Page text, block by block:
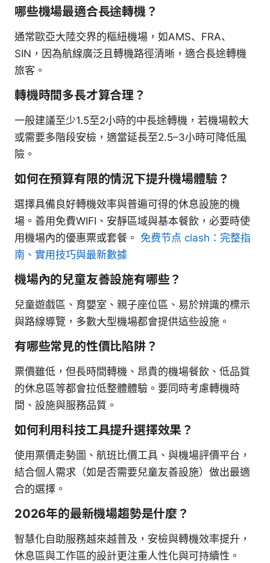
哪些機場最適合長途轉機？
通常歐亞大陸交界的樞紐機場，如AMS、FRA、
SIN，因為航線廣泛且轉機路徑清晰，適合長途轉機
旅客。
轉機時間多長才算合理？
一般建議至少1.5至2小時的中長途轉機，若機場較大
或需要多階段安檢，適當延長至2.5–3小時可降低風
險。
如何在預算有限的情況下提升機場體驗？
選擇具備良好轉機效率與普遍可得的休息設施的機
場。善用免費WIFI、安靜區域與基本餐飲，必要時使
用機場內的優惠票或套餐。 免费节点 clash：完整指
南、實用技巧與最新數據
機場內的兒童友善設施有哪些？
兒童遊戲區、育嬰室、親子座位區、易於辨識的標示
與路線導覽，多數大型機場都會提供這些設施。
有哪些常見的性價比陷阱？
票價雖低，但長時間轉機、昂貴的機場餐飲、低品質
的休息區等都會拉低整體體驗。要同時考慮轉機時
間、設施與服務品質。
如何利用科技工具提升選擇效果？
使用票價走勢圖、航班比價工具、與機場評價平台，
結合個人需求（如是否需要兒童友善設施）做出最適
合的選擇。
2026年的最新機場趨勢是什麼？
智慧化自助服務越來越普及，安檢與轉機效率提升，
休息區與工作區的設計更注重人性化與可持續性。